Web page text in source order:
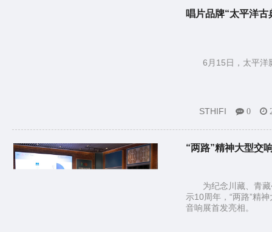
唱片品牌“太平洋
6月15日，太平洋
STHIFI 0
“两路”精神大型交
为纪念川藏、青
示10周年，“两路”精
音响展首发亮相。